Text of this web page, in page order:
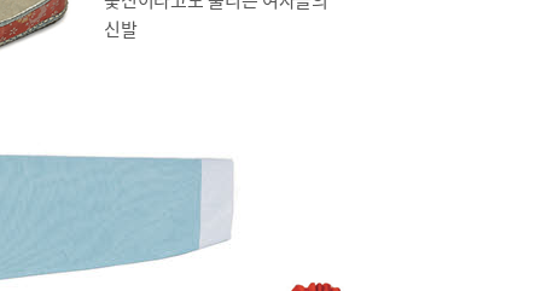
신발